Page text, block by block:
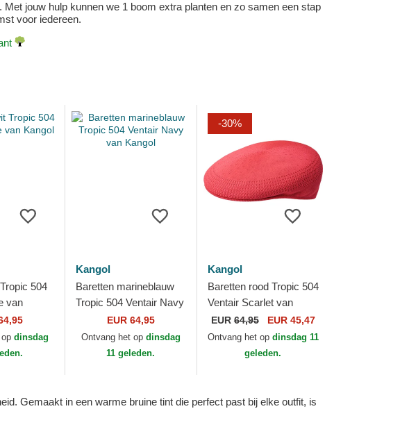
jouw hulp kunnen we 1 boom extra planten en zo samen een stap
voor iedereen.
504
van
dinsdag
Kangol
Baretten marineblauw
Tropic 504 Ventair Navy
van KangolEUR 64,95
Ontvang het op dinsdag
11 geleden.
-30%
Kangol
Baretten rood Tropic 504
Ventair Scarlet van
Kangol
EUR 64,95 EUR 45,47
Ontvang het op dinsdag 11
geleden.
Gemaakt in een warme bruine tint die perfect past bij elke outfit, is